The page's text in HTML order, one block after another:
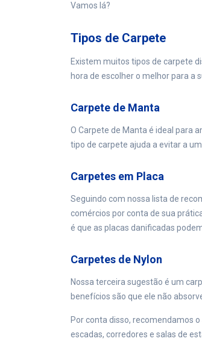
Vamos lá?
Tipos de Carpete
Existem muitos tipos de carpete
hora de escolher o melhor para a
Carpete de Manta
O Carpete de Manta é ideal para
tipo de carpete ajuda a evitar a
Carpetes em Placa
Seguindo com nossa lista de
comércios por conta de sua
é que as placas danificadas
Carpetes de Nylon
Nossa terceira sugestão é um
benefícios são que ele não
Por conta disso, recomendamos
escadas, corredores e salas de